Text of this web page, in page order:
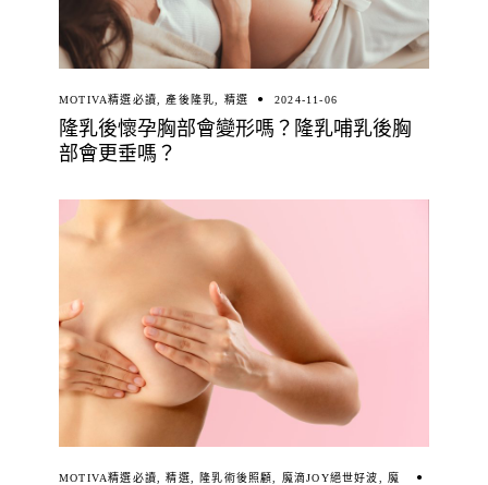
MOTIVA精選必讀,產後隆乳, 精選 2024-11-06
隆乳後懷孕胸部會變形嗎？隆乳哺乳後胸
部會更垂嗎？
MOTIVA精選必讀 ,精選 隆乳術後照顧 魔滴JOY絕世好波 ,魔